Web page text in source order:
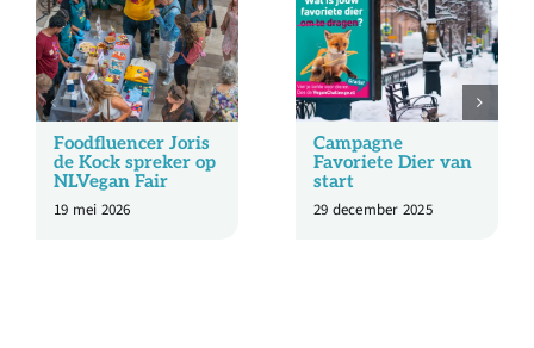
Foodfluencer Joris
de Kock spreker op
NLVegan Fair
19 mei 2026
Campagne
Favoriete Dier van
start
29 december 2025